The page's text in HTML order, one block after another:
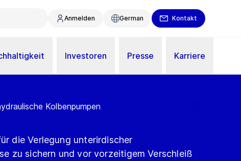
Anmelden German Kontakt
Investoren Presse Karriere
Kolbenpumpen
die Verlegung unterirdischer
zu sichern und vor vorzeitigem Verschleiß